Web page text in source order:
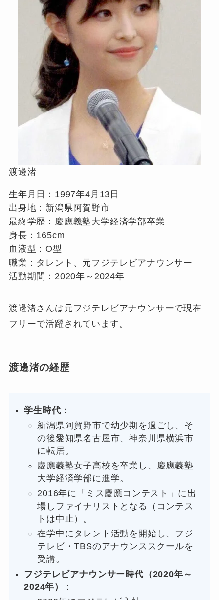
渡邊渚
生年月日：1997年4月13日
出身地：新潟県阿賀野市
最終学歴：慶應義塾大学経済学部卒業
身長：165cm
血液型：O型
職業：タレント、元フジテレビアナウンサー
活動期間：2020年～2024年
渡邊渚さんは元フジテレビアナウンサーで現在
フリーで活躍されています。
渡邊渚の経歴
学生時代 ：
新潟県阿賀野市で幼少期を過ごし、そ
の後愛知県名古屋市、神奈川県横浜市
に転居。
慶應義塾女子高校を卒業し、慶應義塾
大学経済学部に進学。
2016年に「ミス慶應コンテスト」に出
場しファイナリストとなる（コンテス
トは中止）。
在学中にタレント活動を開始し、フジ
テレビ・TBSのアナウンススクールを
受講。
フジテレビアナウンサー時代（2020年～
2024年）
：